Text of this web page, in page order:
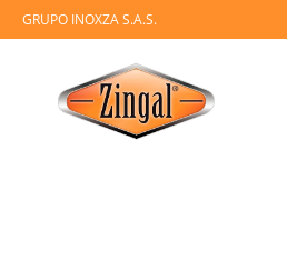
GRUPO INOXZA S.A.S.